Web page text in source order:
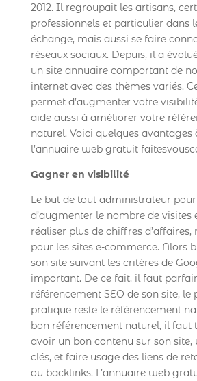
2012. Il regroupait les artisans,
professionnels et particulier dans
échange, mais aussi se faire
réseaux sociaux. Depuis, il a
un site annuaire comportant de
internet avec des thèmes variés.
permet d’augmenter votre
aide aussi à améliorer votre
naturel. Voici quelques avantages
l’annuaire web gratuit
Gagner en visibilité
Le but de tout administrateur
d’augmenter le nombre de visites
réaliser plus de chiffres
pour les sites e-commerce. Alors
son site suivant les critères de
important. De ce fait, il faut
référencement SEO de son site,
pratique reste le référencement
bon référencement naturel, il faut
avoir un bon contenu sur son site,
clés, et faire usage des liens de
ou backlinks. L’annuaire web